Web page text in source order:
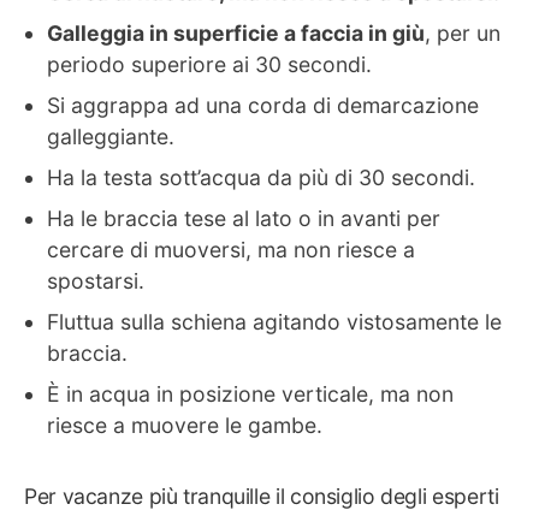
Galleggia in superficie a faccia in giù, per un
periodo superiore ai 30 secondi.
Si aggrappa ad una corda di demarcazione
galleggiante.
Ha la testa sott’acqua da più di 30 secondi.
Ha le braccia tese al lato o in avanti per
cercare di muoversi, ma non riesce a
spostarsi.
Fluttua sulla schiena agitando vistosamente le
braccia.
È in acqua in posizione verticale, ma non
riesce a muovere le gambe.
Per vacanze più tranquille il consiglio degli esperti